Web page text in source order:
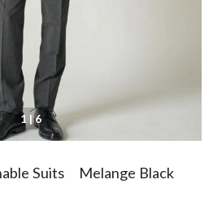
1 | 6
Suits Melange Black